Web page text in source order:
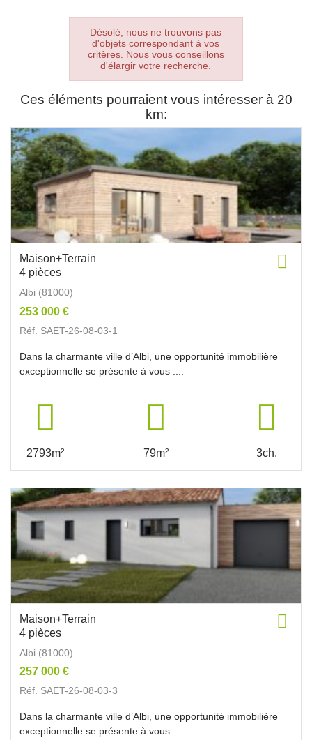
Désolé, nous ne trouvons pas
d'objets correspondant à vos
critères. Nous vous conseillons
d'élargir votre recherche.
Ces éléments pourraient vous intéresser à 20
km:
Maison+Terrain
4 pièces
Albi (81000)
253 000 €
Réf. SAET-26-08-03-1
Dans la charmante ville d’Albi, une opportunité immobilière
exceptionnelle se présente à vous :...
2793m² 79m² 3ch.
Maison+Terrain
4 pièces
Albi (81000)
257 000 €
Réf. SAET-26-08-03-3
Dans la charmante ville d’Albi, une opportunité immobilière
exceptionnelle se présente à vous :...